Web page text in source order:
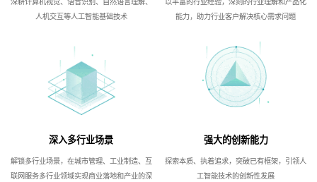
深耕计算机视觉、语音识别、自然语言理解、
人机交互等人工智能基础技术
以丰富的行业经验，深刻的行业理解和产品化
能力，助力行业客户解决核心需求问题
深入多行业场景
解锁多行业场景，在城市管理、工业制造、互
联网服务多行业领域实现商业落地和产业的深
强大的创新能力
探索本质、执着追求，突破已有框架，引领人
工智能技术的创新性发展